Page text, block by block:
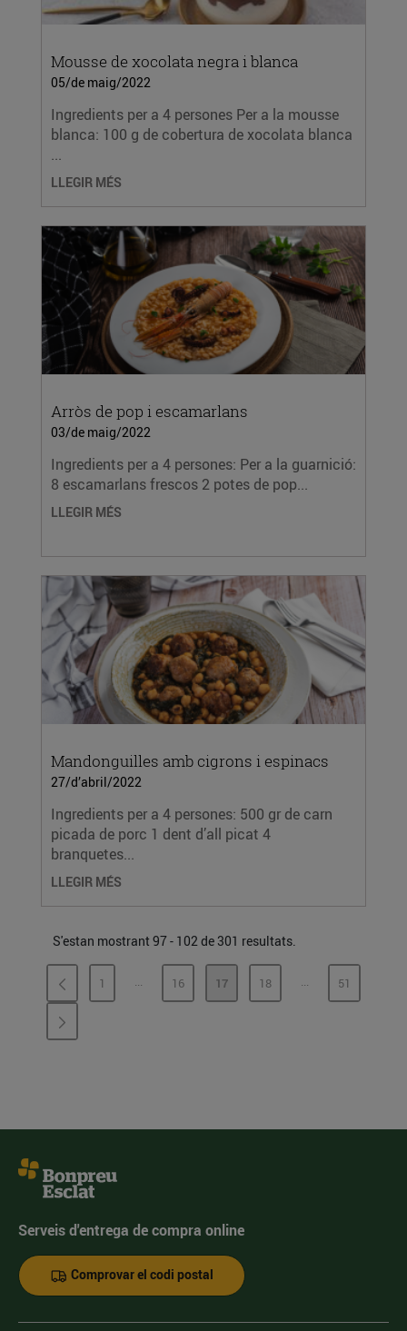
Mousse de xocolata negra i blanca
05/de maig/2022
Ingredients per a 4 persones Per a la mousse
blanca: 100 g de cobertura de xocolata blanca
...
LLEGIR MÉS
Arròs de pop i escamarlans
03/de maig/2022
Ingredients per a 4 persones: Per a la guarnició:
8 escamarlans frescos 2 potes de pop...
LLEGIR MÉS
Mandonguilles amb cigrons i espinacs
27/d’abril/2022
Ingredients per a 4 persones: 500 gr de carn
picada de porc 1 dent d’all picat 4
branquetes...
LLEGIR MÉS
S'estan mostrant 97 - 102 de 301 resultats.
PÀGINA
1 ...PÀGINES INTERMÈDIES
PÀGINA
16 PÀGINA
17 PÀGINA
18 ...PÀGINESPÀGINA
51
Serveis d'entrega de compra online
Comprovar el codi postal